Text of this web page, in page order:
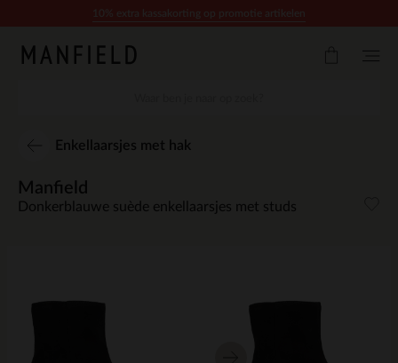
Enkellaarsjes met hak
Manfield
Donkerblauwe suède enkellaarsjes met studs